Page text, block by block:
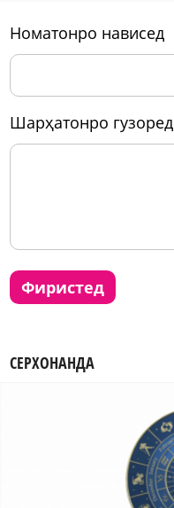
номатонро нависед
шарҳатонро гузоред
фиристед
СЕРХОНАНДА